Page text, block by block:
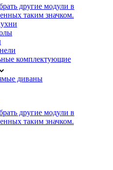
другие модули в
таким значком.
комплектующие
диваны
другие модули в
таким значком.